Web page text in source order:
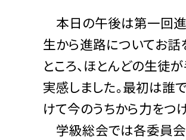
本日の午後は第一回進
生から進路についてお話
ところ、ほとんどの生徒
実感しました。最初は誰
けて今のうちから力をつ
学級総会では各委員会